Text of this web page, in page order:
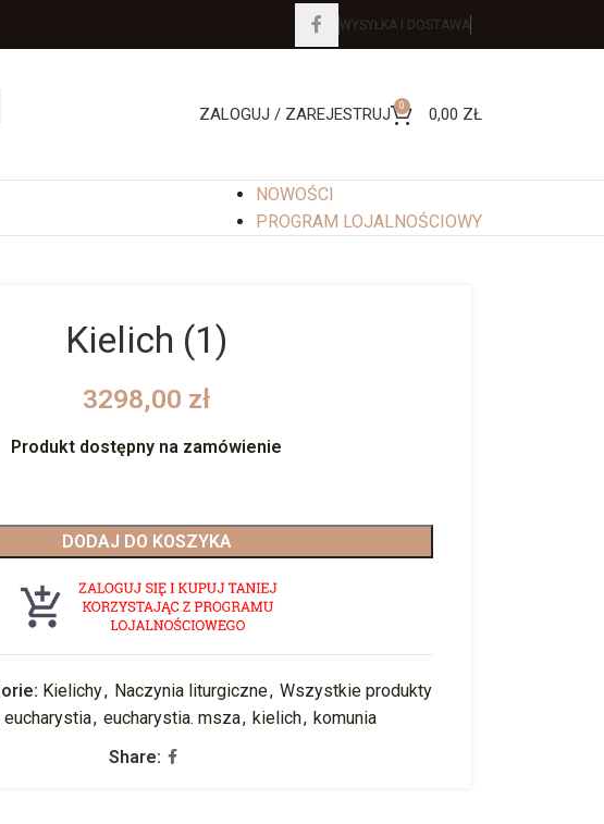
WYSYŁKA I DOSTAWA
ZALOGUJ / ZAREJESTRUJ 0 0,00 ZŁ
NOWOŚCI
PROGRAM LOJALNOŚCIOWY
Kielich (1)
3298,00 zł
Produkt dostępny na zamówienie
DODAJ DO KOSZYKA
Kielichy, Naczynia liturgiczne, Wszystkie produkty
eucharystia, eucharystia. msza, kielich, komunia
Share: